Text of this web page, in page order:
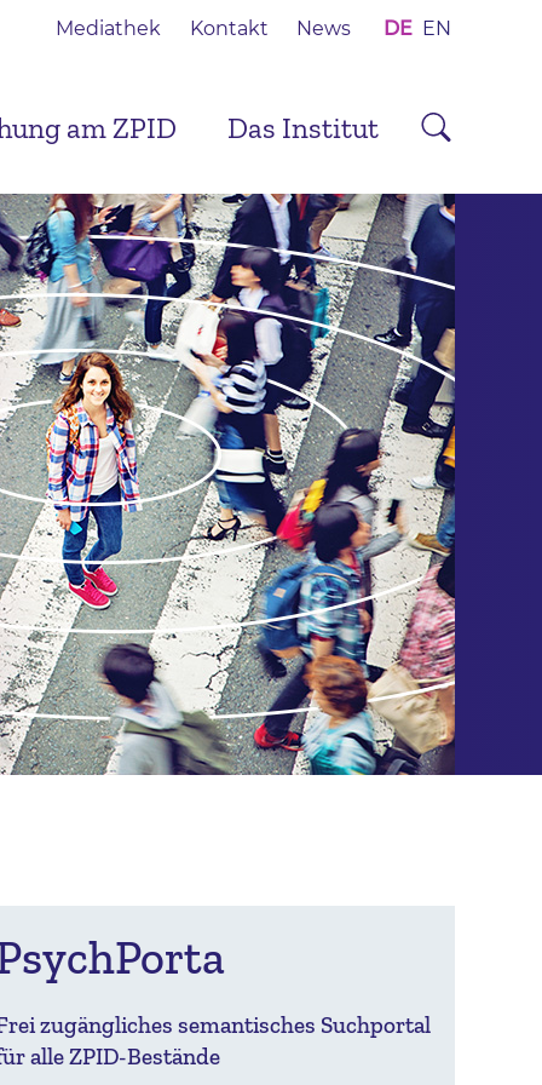
Mediathek Kontakt News DE EN
am ZPID Das Institut
zugängliches semantisches Suchportal
alle ZPID-Bestände